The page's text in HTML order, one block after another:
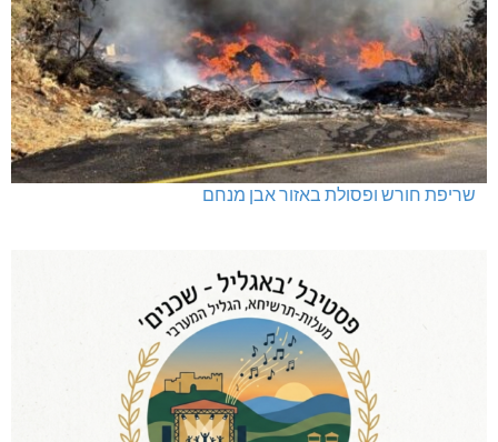
שריפת חורש ופסולת באזור אבן מנחם